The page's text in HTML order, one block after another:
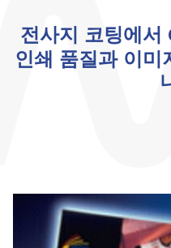
전사지 코팅에
인쇄 품질과 이미